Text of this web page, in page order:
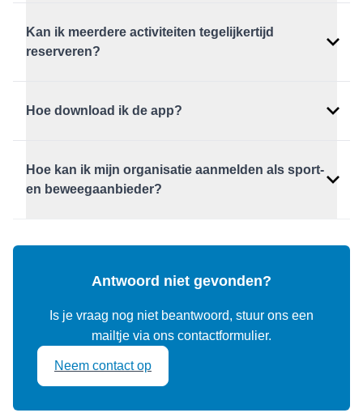
hier ons privacybeleid
Kan ik meerdere activiteiten tegelijkertijd
reserveren?
Hoe download ik de app?
Hoe kan ik mijn organisatie aanmelden als sport-
en beweegaanbieder?
Antwoord niet gevonden?
Is je vraag nog niet beantwoord, stuur ons een
mailtje via ons contactformulier.
Neem contact op